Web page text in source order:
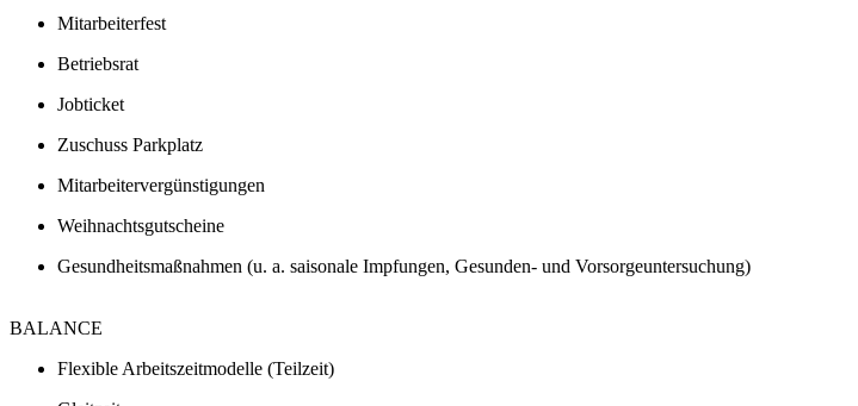
Mitarbeiterfest
Betriebsrat
Jobticket
Zuschuss Parkplatz
Mitarbeitervergünstigungen
Weihnachtsgutscheine
Gesundheitsmaßnahmen (u. a. saisonale Impfungen, Gesunden- und Vorsorgeuntersuchung)
BALANCE
Flexible Arbeitszeitmodelle (Teilzeit)